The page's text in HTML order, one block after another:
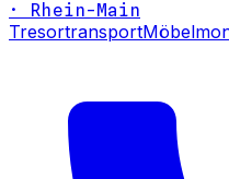
· Rhein-Main
Tresortransport